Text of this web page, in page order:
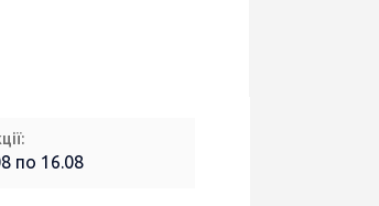
по 16.08